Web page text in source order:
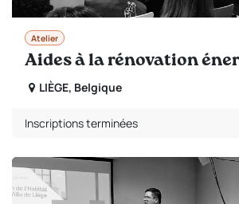
Atelier
Aides à la rénovation
LIÈGE, Belgique
Inscriptions terminées